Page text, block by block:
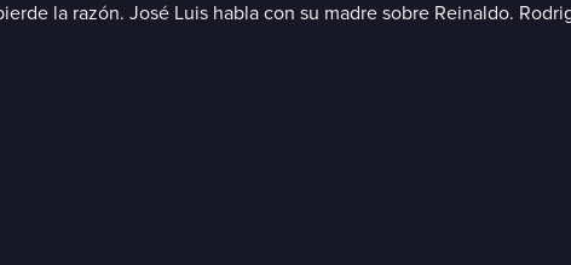
la razón. José Luis habla con su madre sobre Reinaldo.